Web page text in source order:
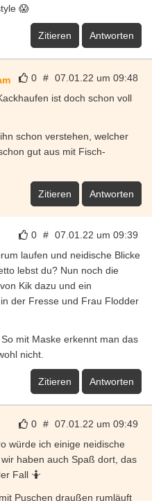
😱
Zitieren Antworten
0 # 07.01.22 um 09:48
ist doch schon voll
schon verstehen, welcher
gut aus mit Fisch-
Zitieren Antworten
0 # 07.01.22 um 09:39
laufen und neidische Blicke
lebst du? Nun noch die
Kik dazu und ein
der Fresse und Frau Flodder
mit Maske erkennt man das
nicht.
Zitieren Antworten
0 # 07.01.22 um 09:49
würde ich einige neidische
haben auch Spaß dort, das
Fall 🤷
Puschen draußen rumläuft